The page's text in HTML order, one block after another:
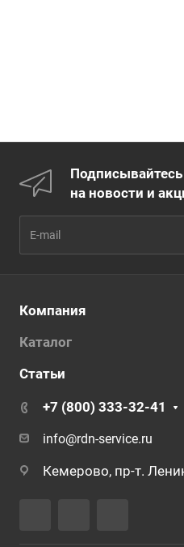
Подписывайтесь
на новости и
Компания
Каталог
Статьи
+7 (800) 333-32-41
info@rdn-service.ru
Кемерово, пр-т.